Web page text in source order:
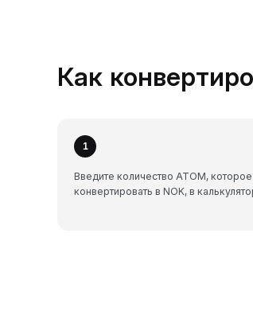
Как
1
Введите количество ATOM, которое
конвертировать в NOK, в